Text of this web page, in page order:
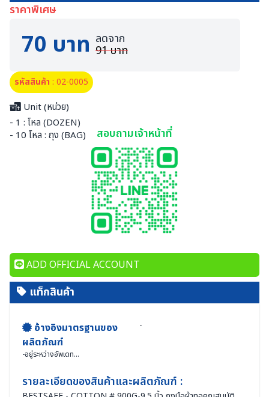
ราคาพิเศษ
70 บาท ลดจาก
91 บาท
รหัสสินค้า : 02-0005
Unit (หน่วย)
- 1 : โหล (DOZEN)
- 10 โหล : ถุง (BAG)
สอบถามเจ้าหน้าที่
ADD OFFICIAL ACCOUNT
แท็กสินค้า
อ้างอิงมาตรฐานของ
ผลิตภัณฑ์
-อยู่ระหว่างอัพเดท...
-
รายละเอียดของสินค้าและผลิตภัณฑ์ :